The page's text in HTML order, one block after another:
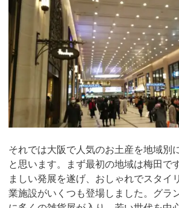
それでは大阪で人気のお土産を地域別
と思います。まず最初の地域は梅田で
ましい発展を遂げ、おしゃれでスタイ
業施設がいくつも登場しました。グラ